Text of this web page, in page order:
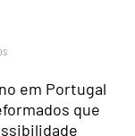
em Portugal
que